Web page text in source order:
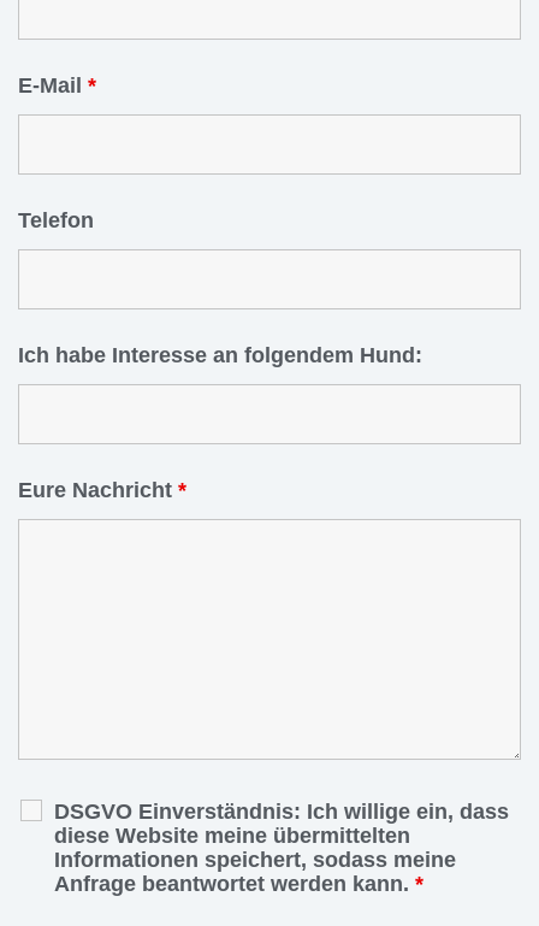
E-Mail *
Telefon
Ich habe Interesse an folgendem Hund:
Eure Nachricht *
DSGVO Einverständnis: Ich willige ein, dass
diese Website meine übermittelten
Informationen speichert, sodass meine
Anfrage beantwortet werden kann. *